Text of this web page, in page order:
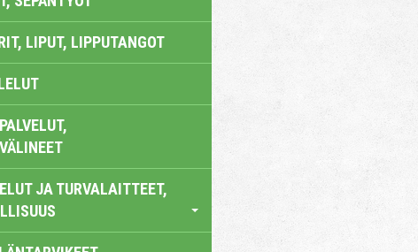
LIPUT, LIPPUTANGOT
JA TURVALAITTEET,